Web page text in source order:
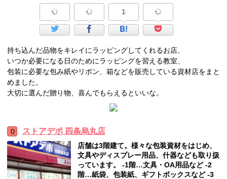
1
持ち込んだ品物をキレイにラッピングしてくれるお店、
いつか必要になる日のためにラッピングを習える教室、
包装に必要な包み紙やリボン、箱などを販売している資材店をまと
めました。
大切に選んだ贈り物、喜んでもらえるといいな。
ストアデポ 四条烏丸店
店舗は3階建て。様々な包装資材をはじめ、
文具やディスプレー用品、什器なども取り扱
っています。 ‐1階…文具・OA用品など ‐2
階…紙袋、包装紙、ギフトボックスなど ‐3